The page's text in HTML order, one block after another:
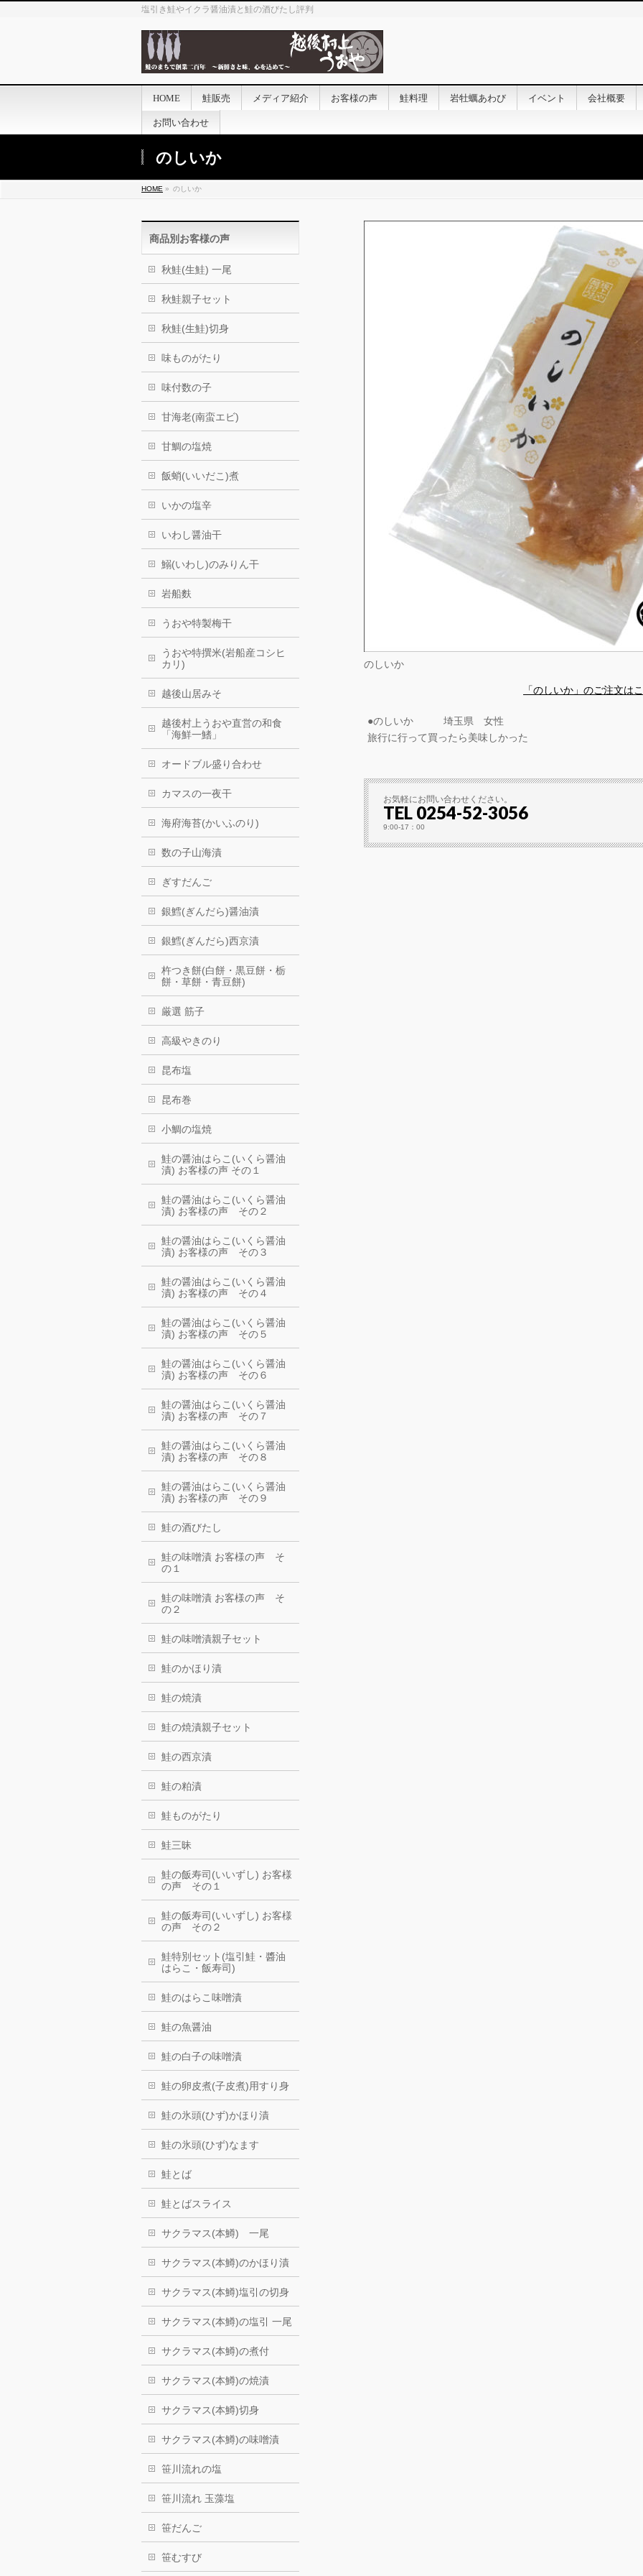
塩引き鮭やイクラ醤油漬と鮭の酒びたし評判
HOME 鮭販売 メディア紹介 お客様の声 鮭料理 岩牡蠣あわび イベント 会社概要
お問い合わせ
のしいか
HOME » のしいか
のしいか
「のしいか」のご注文は
●のしいか 埼玉県 女性
旅行に行って買ったら美味しかった
お気軽にお問い合わせください。
TEL 0254-52-3056
9:00-17：00
商品別お客様の声
秋鮭(生鮭) 一尾
秋鮭親子セット
秋鮭(生鮭)切身
味ものがたり
味付数の子
甘海老(南蛮エビ)
甘鯛の塩焼
飯蛸(いいだこ)煮
いかの塩辛
いわし醤油干
鰯(いわし)のみりん干
岩船麩
うおや特製梅干
うおや特撰米(岩船産コシヒ
カリ)
越後山居みそ
越後村上うおや直営の和食
「海鮮一鰭」
オードブル盛り合わせ
カマスの一夜干
海府海苔(かいふのり)
数の子山海漬
ぎすだんご
銀鱈(ぎんだら)醤油漬
銀鱈(ぎんだら)西京漬
杵つき餅(白餅・黒豆餅・栃
餅・草餅・青豆餅)
厳選 筋子
高級やきのり
昆布塩
昆布巻
小鯛の塩焼
鮭の醤油はらこ(いくら醤油
漬) お客様の声 その１
鮭の醤油はらこ(いくら醤油
漬) お客様の声 その２
鮭の醤油はらこ(いくら醤油
漬) お客様の声 その３
鮭の醤油はらこ(いくら醤油
漬) お客様の声 その４
鮭の醤油はらこ(いくら醤油
漬) お客様の声 その５
鮭の醤油はらこ(いくら醤油
漬) お客様の声 その６
鮭の醤油はらこ(いくら醤油
漬) お客様の声 その７
鮭の醤油はらこ(いくら醤油
漬) お客様の声 その８
鮭の醤油はらこ(いくら醤油
漬) お客様の声 その９
鮭の酒びたし
鮭の味噌漬 お客様の声 そ
の１
鮭の味噌漬 お客様の声 そ
の２
鮭の味噌漬親子セット
鮭のかほり漬
鮭の焼漬
鮭の焼漬親子セット
鮭の西京漬
鮭の粕漬
鮭ものがたり
鮭三昧
鮭の飯寿司(いいずし) お客様
の声 その１
鮭の飯寿司(いいずし) お客様
の声 その２
鮭特別セット(塩引鮭・醬油
はらこ・飯寿司)
鮭のはらこ味噌漬
鮭の魚醤油
鮭の白子の味噌漬
鮭の卵皮煮(子皮煮)用すり身
鮭の氷頭(ひず)かほり漬
鮭の氷頭(ひず)なます
鮭とば
鮭とばスライス
サクラマス(本鱒) 一尾
サクラマス(本鱒)のかほり漬
サクラマス(本鱒)塩引の切身
サクラマス(本鱒)の塩引 一尾
サクラマス(本鱒)の煮付
サクラマス(本鱒)の焼漬
サクラマス(本鱒)切身
サクラマス(本鱒)の味噌漬
笹川流れの塩
笹川流れ 玉藻塩
笹だんご
笹むすび